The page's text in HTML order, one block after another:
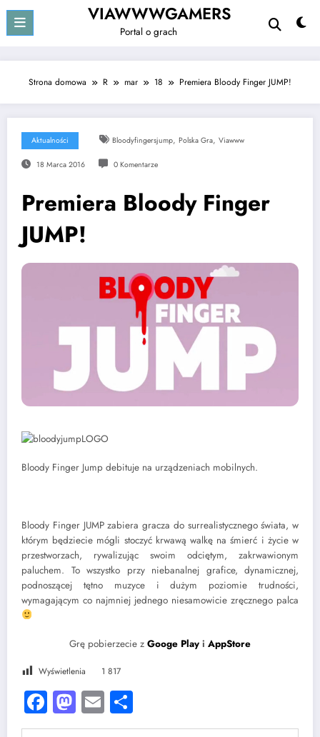
treści
VIAWWWGAMERS
Portal o grach
Strona domowa R mar 18 Premiera Bloody Finger JUMP!
Aktualności Bloodyfingersjump, Polska Gra, Viawww
18 Marca 2016 0 Komentarze
Premiera Bloody Finger
JUMP!
Bloody Finger Jump debituje na urządzeniach mobilnych.
Bloody Finger JUMP zabiera gracza do surrealistycznego świata, w
którym będziecie mógli stoczyć krwawą walkę na śmierć i życie w
przestworzach, rywalizując swoim odciętym, zakrwawionym
paluchem. To wszystko przy niebanalnej grafice, dynamicznej,
podnoszącej tętno muzyce i dużym poziomie trudności,
wymagającym co najmniej jednego niesamowicie zręcznego palca
Grę pobierzecie z Googe Play i AppStore
Wyświetlenia 1 817
Facebook
Mastodon
Email